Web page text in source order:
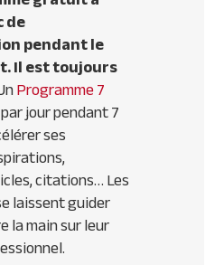
de
pendant le
Il est toujours
Programme 7
jour pendant 7
ses
citations… Les
laissent guider
la main sur leur